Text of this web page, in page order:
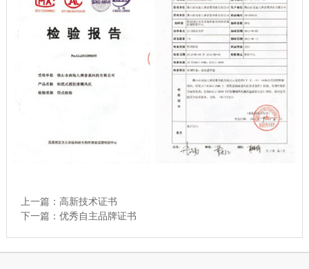
上一篇： 高新技术证书
下一篇： 优秀自主品牌证书